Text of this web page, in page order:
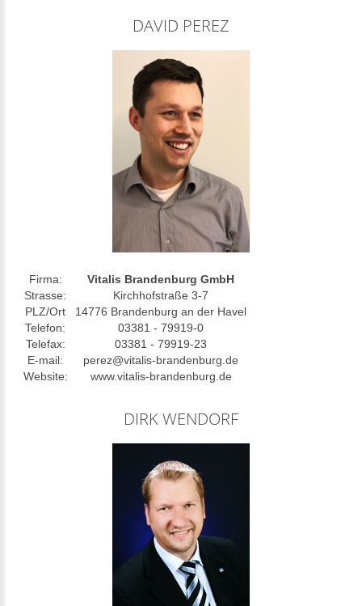
DAVID PEREZ
Firma:
Vitalis Brandenburg GmbH
Strasse:
Kirchhofstraße 3-7
PLZ/Ort
14776 Brandenburg an der Havel
Telefon:
03381 - 79919-0
Telefax:
03381 - 79919-23
E-mail:
perez@vitalis-brandenburg.de
Website:
www.vitalis-brandenburg.de
DIRK WENDORF